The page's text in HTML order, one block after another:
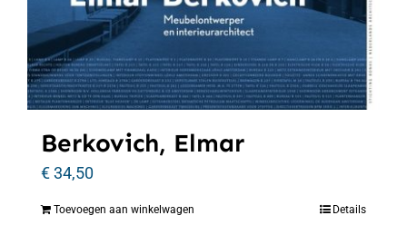
Berkovich, Elmar
€34,50
Toevoegen aan winkelwagen Details